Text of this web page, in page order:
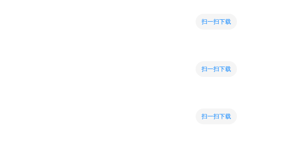
扫一扫下载
扫一扫下载
扫一扫下载